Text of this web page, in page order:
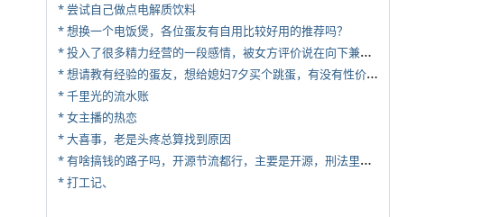
* 尝试自己做点电解质饮料
* 想换一个电饭煲，各位蛋友有自用比较好用的推荐吗？
*
投入了很多精力经营的一段感情，被女方评价说在向下兼容我，感觉有点破防
*
想请教有经验的蛋友，想给媳妇7夕买个跳蛋，有没有性价比高的推荐
* 千里光的流水账
* 女主播的热恋
* 大喜事，老是头疼总算找到原因
*
有啥搞钱的路子吗，开源节流都行，主要是开源，刑法里的咱不做
* 打工记、